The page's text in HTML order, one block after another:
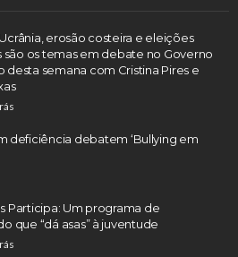
erosão costeira e eleições
são os temas em debate no Governo
desta semana com Cristina Pires e
deficiência debatem ‘Bullying em
Participa: Um programa de
que “dá asas” à juventude